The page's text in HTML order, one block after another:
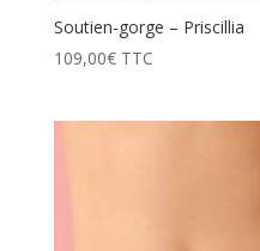
Soutien-gorge – Priscillia
109,00€ TTC